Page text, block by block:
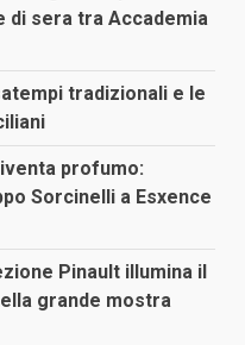
di sera tra Accademia
tradizionali e le
profumo:
Sorcinelli a Esxence
Pinault illumina il
grande mostra